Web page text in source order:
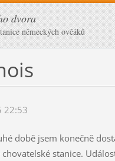
dvora
německých ovčáků
22:53
době jsem konečně
stanice.